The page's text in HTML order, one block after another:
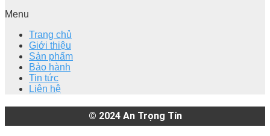
Menu
Trang chủ
Giới thiệu
Sản phẩm
Bảo hành
Tin tức
Liên hệ
© 2024 An Trọng Tín